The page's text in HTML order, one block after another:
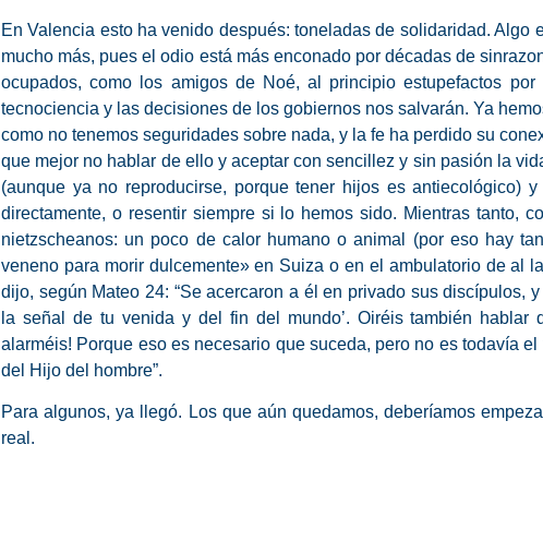
En Valencia esto ha venido después: toneladas de solidaridad. Algo
mucho más, pues el odio está más enconado por décadas de
ocupados, como los amigos de Noé, al principio estupefactos
tecnociencia y las decisiones de los gobiernos nos salvarán. Ya
como no tenemos seguridades sobre nada, y la fe ha perdido su
que mejor no hablar de ello y aceptar con sencillez y sin pasión la
(aunque ya no reproducirse, porque tener hijos es antiecológico)
directamente, o resentir siempre si lo hemos sido. Mientras tanto,
nietzscheanos: un poco de calor humano o animal (por eso hay
veneno para morir dulcemente» en Suiza o en el ambulatorio de al
dijo, según Mateo 24: “Se acercaron a él en privado sus discípulos,
la señal de tu venida y del fin del mundo’. Oiréis también hablar
alarméis! Porque eso es necesario que suceda, pero no es todavía
del Hijo del hombre”.
Para algunos, ya llegó. Los que aún quedamos, deberíamos
real.